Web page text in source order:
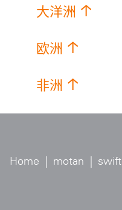
大洋洲
欧洲
非洲
Home motan swift